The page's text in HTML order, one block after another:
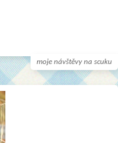
moje návštěvy na scuku